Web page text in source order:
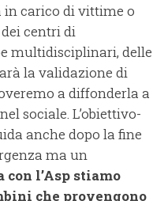
in carico di vittime o
centri di
multidisciplinari, delle
la validazione di
a diffonderla a
sociale. L’obiettivo-
anche dopo la fine
ma un
con l’Asp stiamo
che provengono